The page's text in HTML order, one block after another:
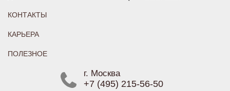
КОНТАКТЫ
КАРЬЕРА
ПОЛЕЗНОЕ
г. Москва
+7 (495) 215-56-50